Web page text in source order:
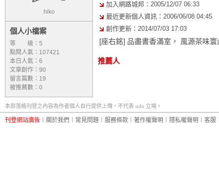
hiko
個人小檔案
等 級：5
點閱人氣：107421
本日人氣：6
文章創作：90
留言篇數：19
被推薦數： 0
加入網路城邦：2005/12/07 06:33
最近更新個人資訊：2006/06/08 04:45
創作更新：2014/07/03 17:03
[座右銘] 品盡書香滿室， 風源茶味寰
推薦人
本部落格刊登之內容為作者個人自行提供上傳，不代表 udn 立場。
刊登網站廣告 關於我們 常見問題 服務條款 著作權聲明 隱私權聲明 客服